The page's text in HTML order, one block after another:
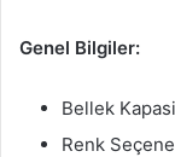
Genel Bilgiler:
Bellek
Renk